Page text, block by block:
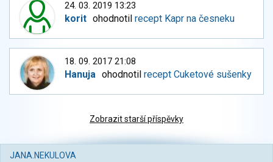
24. 03. 2019 13:23
korit ohodnotilrecept Kapr na česneku
18. 09. 2017 21:08
Hanuja ohodnotilrecept Cuketové sušenky
Zobrazit starší příspěvky
JANA.NEKULOVA